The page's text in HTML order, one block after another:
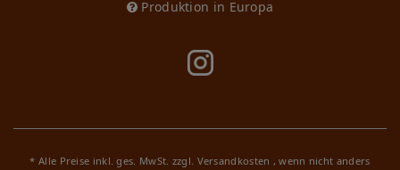
Produktion in Europa
* Alle Preise inkl. ges. MwSt. zzgl. Versandkosten , wenn nicht anders